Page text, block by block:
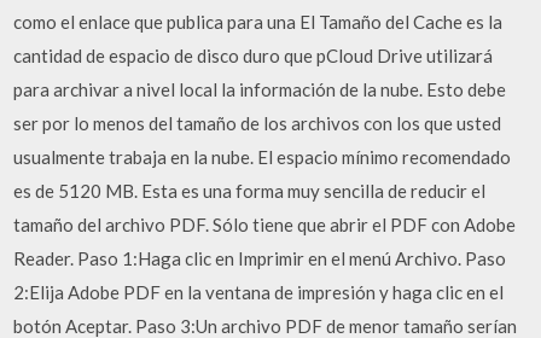
como el enlace que publica para una El Tamaño del Cache es la
cantidad de espacio de disco duro que pCloud Drive utilizará
para archivar a nivel local la información de la nube. Esto debe
ser por lo menos del tamaño de los archivos con los que usted
usualmente trabaja en la nube. El espacio mínimo recomendado
es de 5120 MB. Esta es una forma muy sencilla de reducir el
tamaño del archivo PDF. Sólo tiene que abrir el PDF con Adobe
Reader. Paso 1:Haga clic en Imprimir en el menú Archivo. Paso
2:Elija Adobe PDF en la ventana de impresión y haga clic en el
botón Aceptar. Paso 3:Un archivo PDF de menor tamaño serían